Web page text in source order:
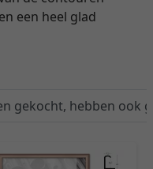
een heel glad
gekocht, hebben ook